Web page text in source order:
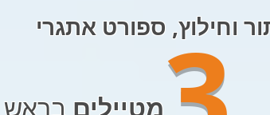
כולל: מוקד אנושי 24/7, איתור וחילוץ, ספורט אתגרי
מטיילים בראש